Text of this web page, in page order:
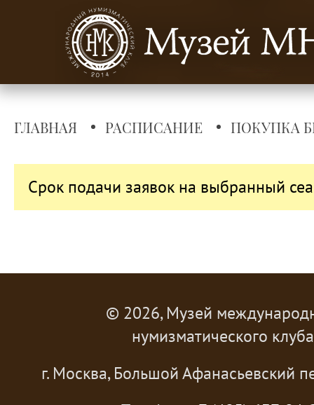
ГЛАВНАЯ РАСПИСАНИЕ ПОКУПКА
Срок подачи заявок на выбранный
© 2026, Музей
нумизматического
г. Москва, Большой Афанасьевский